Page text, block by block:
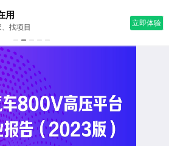
用
找项目 立即体验